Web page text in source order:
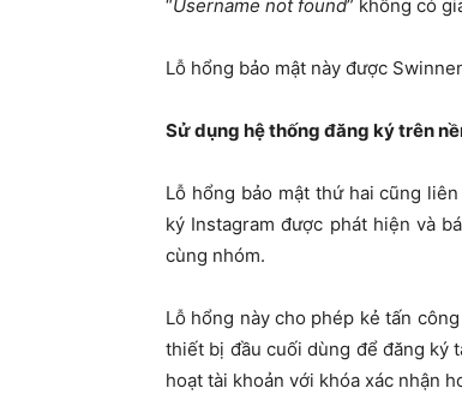
“Username not found” không có
Lỗ hổng bảo mật này được
Sử dụng hệ thống đăng ký trên
Lỗ hổng bảo mật thứ hai cũng
ký Instagram được phát hiện và
cùng nhóm.
Lỗ hổng này cho phép kẻ tấn
thiết bị đầu cuối dùng để đăng ký
hoạt tài khoản với khóa xác nhận